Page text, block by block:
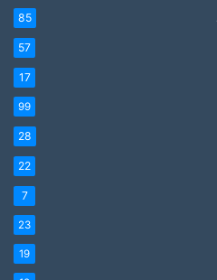
85
57
17
99
28
22
7
23
19